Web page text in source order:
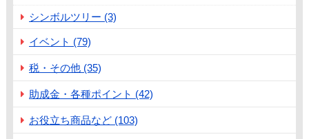
シンボルツリー (3)
イベント (79)
税・その他 (35)
助成金・各種ポイント (42)
お役立ち商品など (103)